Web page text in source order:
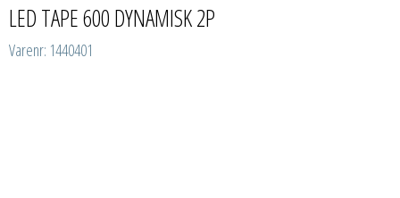
LED TAPE 600 DYNAMISK 2P
Varenr: 1440401